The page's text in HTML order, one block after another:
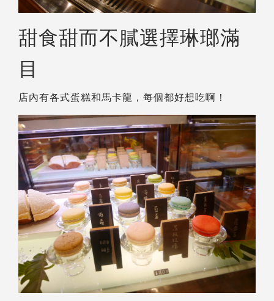
甜食甜而不膩選擇琳瑯滿
目
店內有各式蛋糕和馬卡龍，每個都好想吃啊！